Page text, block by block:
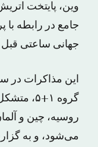
وین، پایتخت
جامع در رابطه با
جهانی ساعتی قبل
این مذاکرات در
گروه
روسیه، چین و
می‌شود، و به